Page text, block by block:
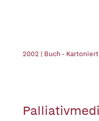
2002 | Buch - Kartoniert